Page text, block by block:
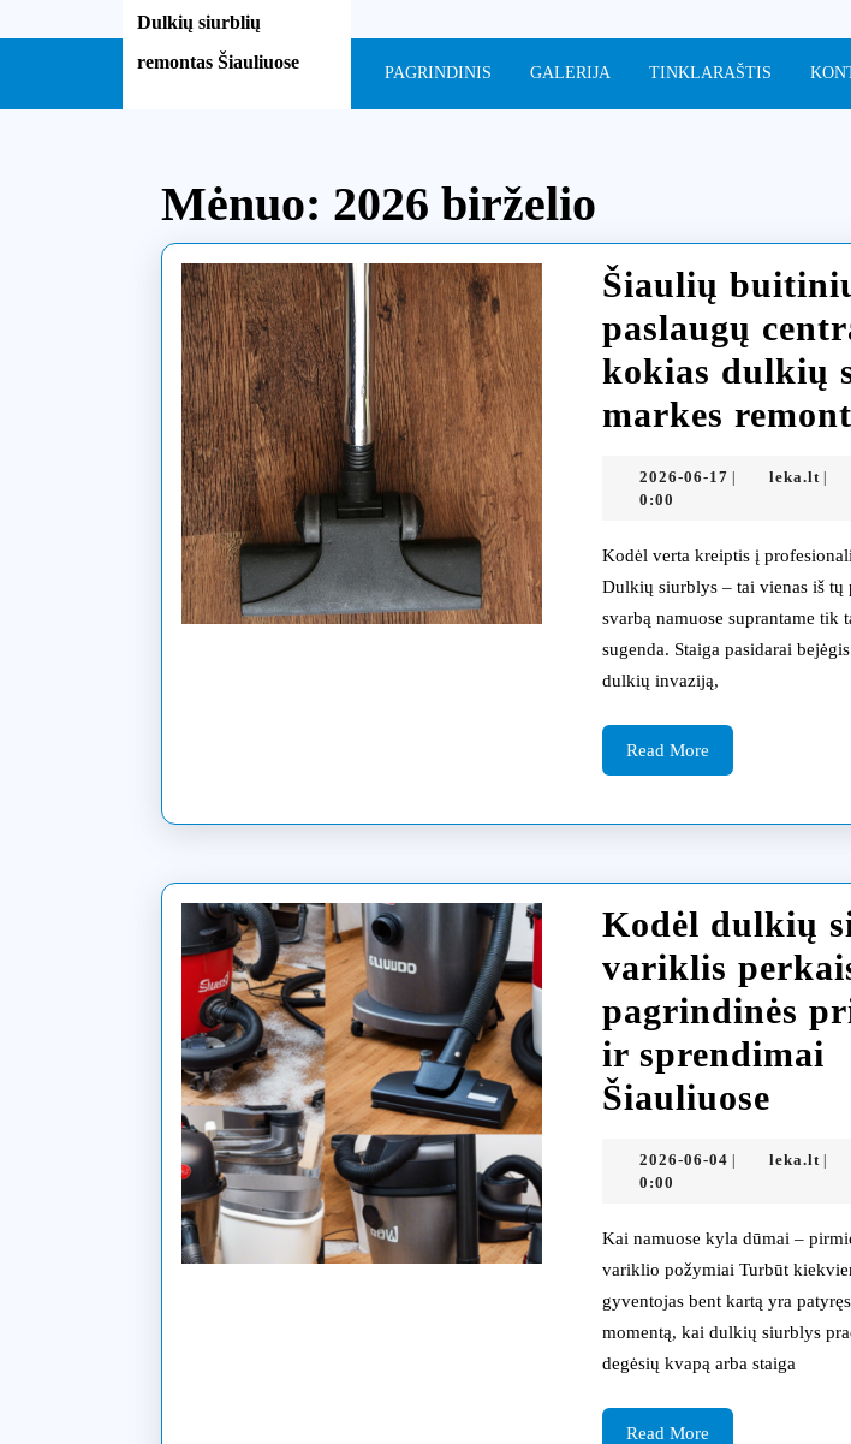
to
Dulkių siurblių
remontas Šiauliuose
PAGRINDINIS GALERIJA TINKLARAŠTIS
Mėnuo: 2026 birželio
Šiaulių
paslaugų
kokias dulkių
markes
2026-06-172026-leka.lt
0:00
Kodėl verta kreiptis į profesionalius meistrus
Dulkių siurblys – tai vienas iš tų
svarbą namuose suprantame tik
sugenda. Staiga pasidarai
dulkių invaziją,
Read MoreRead
More
Kodėl dulkių
variklis
pagrindinės
ir sprendimai
ŠiauliuoseKodėl
2026-06-042026-leka.lt
0:00
Kai namuose kyla dūmai – pirmieji perkaistančio
variklio požymiai Turbūt
gyventojas bent kartą yra
momentą, kai dulkių siurblys
degėsių kvapą arba staiga
Read MoreRead